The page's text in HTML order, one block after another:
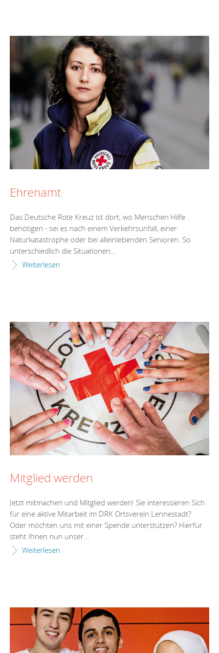
Ehrenamt
Das Deutsche Rote Kreuz ist dort, wo Menschen Hilfe
benötigen - sei es nach einem Verkehrsunfall, einer
Naturkatastrophe oder bei alleinlebenden Senioren. So
unterschiedlich die Situationen...
Weiterlesen
Mitglied werden
Jetzt mitmachen und Mitglied werden! Sie interessieren Sich
für eine aktive Mitarbeit im DRK Ortsverein Lennestadt?
Oder möchten uns mit einer Spende unterstützen? Hierfür
steht Ihnen nun unser...
Weiterlesen